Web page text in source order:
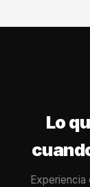
Lo
Experiencia